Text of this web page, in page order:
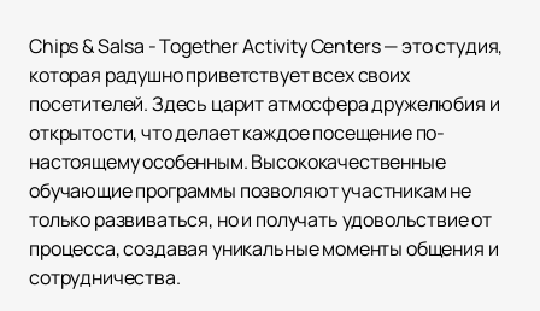
Chips & Salsa - Together Activity Centers — это студия,
которая радушно приветствует всех своих
посетителей. Здесь царит атмосфера дружелюбия и
открытости, что делает каждое посещение по-
настоящему особенным. Высококачественные
обучающие программы позволяют участникам не
только развиваться, но и получать удовольствие от
процесса, создавая уникальные моменты общения и
сотрудничества.